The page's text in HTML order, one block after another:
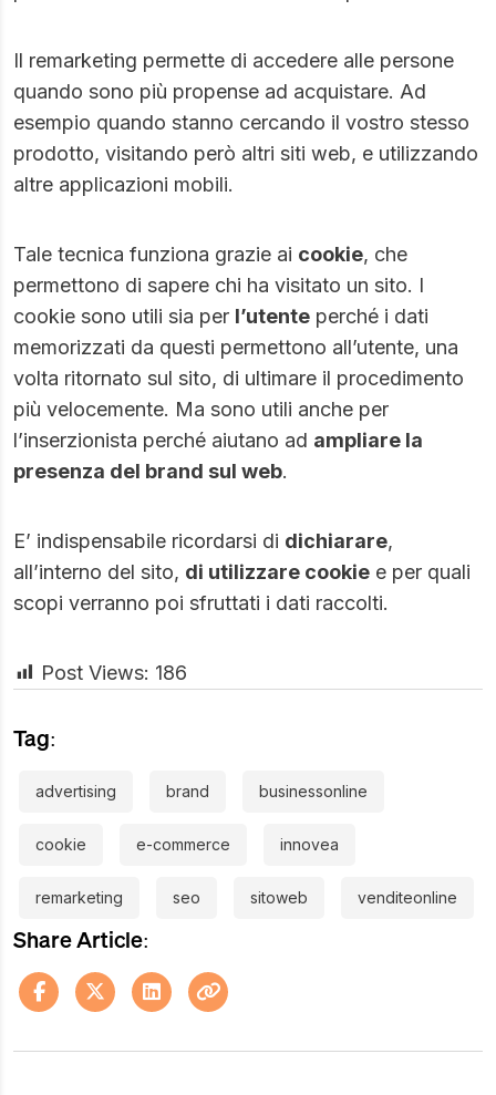
Il remarketing permette di accedere alle persone
quando sono più propense ad acquistare. Ad
esempio quando stanno cercando il vostro stesso
prodotto, visitando però altri siti web, e utilizzando
altre applicazioni mobili.
Tale tecnica funziona grazie ai cookie, che
permettono di sapere chi ha visitato un sito. I
cookie sono utili sia per l’utente perché i dati
memorizzati da questi permettono all’utente, una
volta ritornato sul sito, di ultimare il procedimento
più velocemente. Ma sono utili anche per
l’inserzionista perché aiutano ad ampliare la
presenza del brand sul web.
E’ indispensabile ricordarsi di dichiarare,
all’interno del sito, di utilizzare cookie e per quali
scopi verranno poi sfruttati i dati raccolti.
Post Views: 186
Tag:
advertising brand businessonline
cookie e-commerce innovea
remarketing seo sitoweb venditeonline
Share Article: